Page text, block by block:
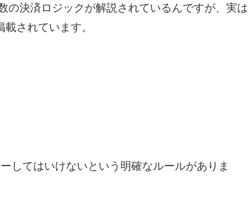
の決済ロジックが解説されているんですが、実は
されています。
してはいけないという明確なルールがありま